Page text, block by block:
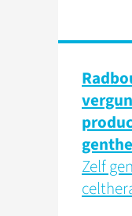
Zelf